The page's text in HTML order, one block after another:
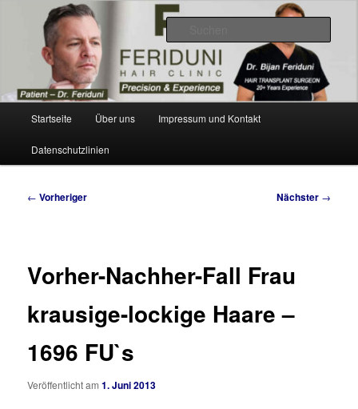
Dr. Feriduni Haartransplantation –
Blog Schweiz
Videos, Resultate, Bilder
Startseite Über uns Impressum und Kontakt
Datenschutzlinien
Beitragsnavigation
← Vorheriger Nächster →
Vorher-Nachher-Fall Frau
krausige-lockige Haare –
1696 FU`s
Veröffentlicht am1. Juni 2013